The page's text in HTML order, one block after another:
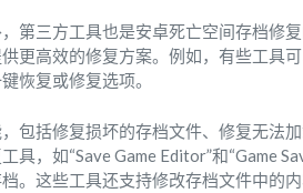
第三方工具也是安卓死亡空间存档修
更高效的修复方案。例如，有些工具
恢复或修复选项。
包括修复损坏的存档文件、修复无法
具，如“Save Game Editor”和“Game
。这些工具还支持修改存档文件中的